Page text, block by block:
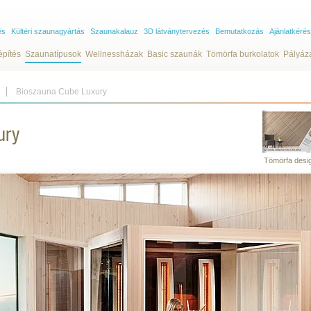
Kültéri szaunagyártás Szaunakalauz 3D látványtervezés Bemutatkozás Ajánlatkérés
Szaunatípusok Wellnessházak Basic szaunák Tömörfa burkolatok
Bioszauna Cube Luxury
Tömörfa